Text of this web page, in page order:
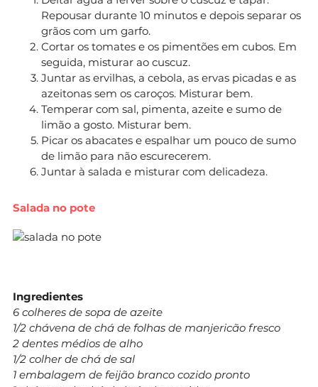
Repousar durante 10 minutos e depois separar os
grãos com um garfo.
Cortar os tomates e os pimentões em cubos. Em
seguida, misturar ao cuscuz.
Juntar as ervilhas, a cebola, as ervas picadas e as
azeitonas sem os caroços. Misturar bem.
Temperar com sal, pimenta, azeite e sumo de
limão a gosto. Misturar bem.
Picar os abacates e espalhar um pouco de sumo
de limão para não escurecerem.
Juntar à salada e misturar com delicadeza.
Salada no pote
Ingredientes
6 colheres de sopa de azeite
1/2 chávena de chá de folhas de manjericão fresco
2 dentes médios de alho
1/2 colher de chá de sal
1 embalagem de feijão branco cozido pronto